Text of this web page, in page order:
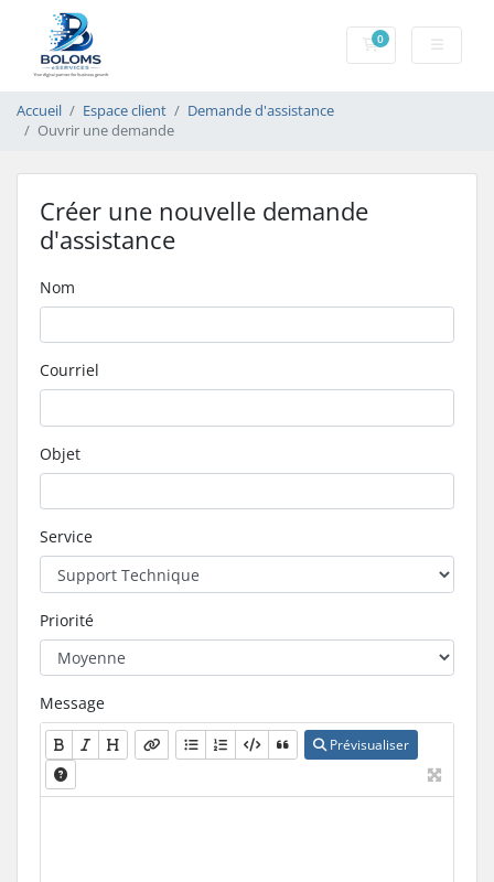
0Panier
Accueil Espace client
Demande d'assistance
Ouvrir une demande
Créer une nouvelle demande
d'assistance
Nom
Courriel
Objet
Service
Priorité
Message
Prévisualiser